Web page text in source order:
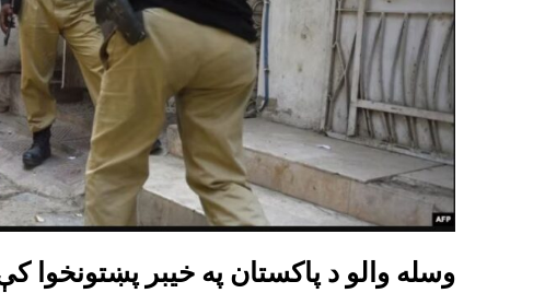
وسله والو د پاکستان په خیبر پښتونخوا